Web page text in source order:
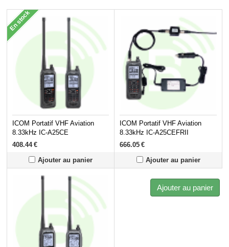
En stock
ICOM Portatif VHF Aviation
8.33kHz IC-A25CE
408.44€
Ajouter au panier
ICOM Portatif VHF Aviation
8.33kHz IC-A25CEFRII
666.05 €
Ajouter au panier
Ajouter au panier